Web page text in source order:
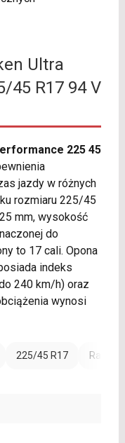
Ultra
45 R17 94 V
225 45
jazdy w różnych
rozmiaru 225/45
mm, wysokość
do
to 17 cali. Opona
indeks
240 km/h) oraz
wynosi
225/45 R17 Rant